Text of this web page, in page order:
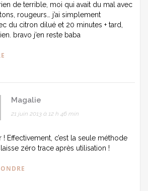
de terrible, moi qui avait du mal avec
rougeurs… j’ai simplement
du citron dilué et 20 minutes + tard,
bravo j’en reste baba
Magalie
21 juin 2013 à 12 h 46 min
! Effectivement, c’est la seule méthode
zéro trace après utilisation !